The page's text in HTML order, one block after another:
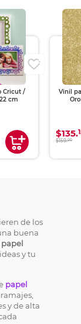
Cricut /
Azul / 30.5 x 122 cm
Vinil
$135.
$159.00
de los
buena
papel
y tu
papel
y de alta